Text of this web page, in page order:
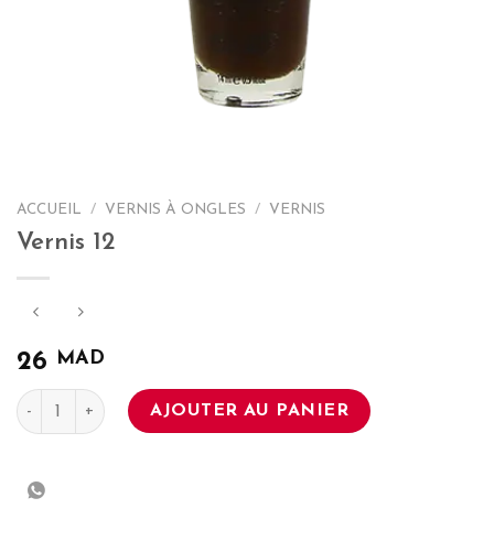
ACCUEIL / VERNIS À ONGLES / VERNIS
Vernis 12
26 MAD
quantité de Vernis 12
AJOUTER AU PANIER